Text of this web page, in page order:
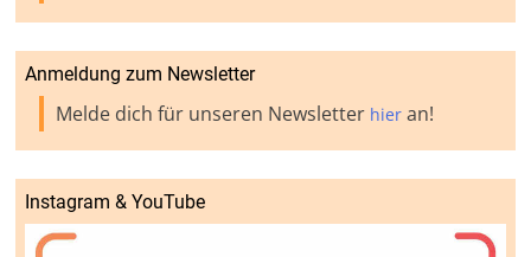
Anmeldung zum Newsletter
Melde dich für unseren Newsletter hier an!
Instagram & YouTube